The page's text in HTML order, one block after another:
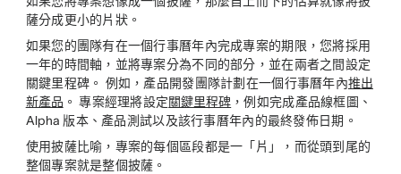
薩分成更小的片狀。
如果您的團隊有在一個行事曆年內完成專案的期限，您將採用
一年的時間軸，並將專案分為不同的部分，並在兩者之間設定
關鍵里程碑。 例如，產品開發團隊計劃在一個行事曆年內推出
新產品 。 專案經理將設定關鍵里程碑 ，例如完成產品線框圖、
Alpha 版本、產品測試以及該行事曆年內的最終發佈日期。
使用披薩比喻，專案的每個區段都是一「片」，而從頭到尾的
整個專案就是整個披薩。